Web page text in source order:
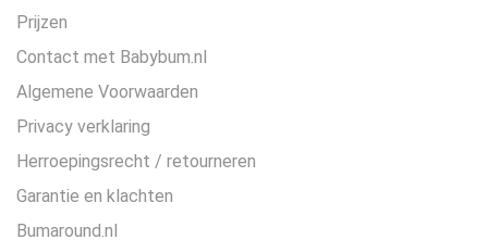
Prijzen
Contact met Babybum.nl
Algemene Voorwaarden
Privacy verklaring
Herroepingsrecht / retourneren
Garantie en klachten
Bumaround.nl